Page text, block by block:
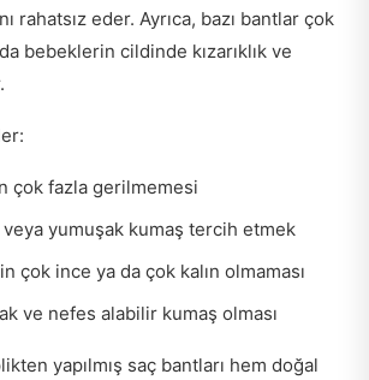
rahatsız eder. Ayrıca, bazı bantlar çok
bebeklerin cildinde kızarıklık ve
çok fazla gerilmemesi
veya yumuşak kumaş tercih etmek
çok ince ya da çok kalın olmaması
ve nefes alabilir kumaş olması
yapılmış saç bantları hem doğal